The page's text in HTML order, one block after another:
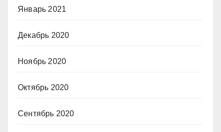
Январь 2021
Декабрь 2020
Ноябрь 2020
Октябрь 2020
Сентябрь 2020